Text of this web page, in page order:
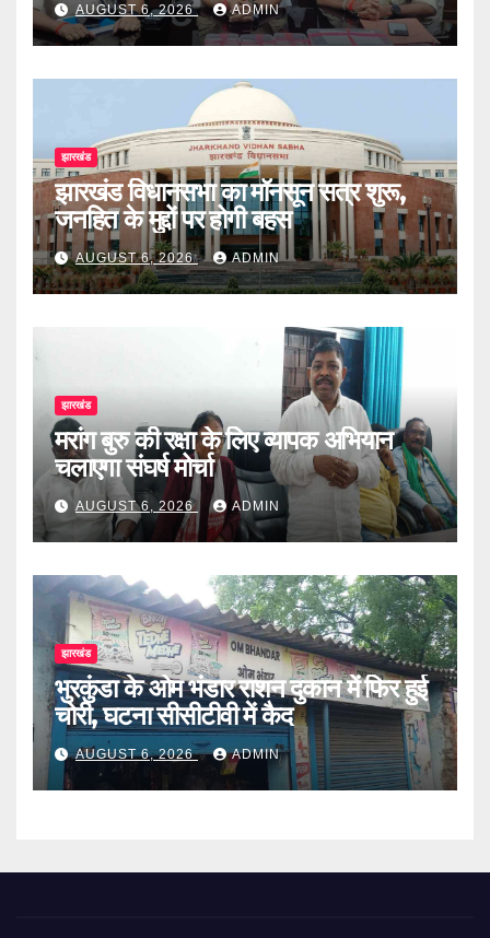
AUGUST 6, 2026 ADMIN
झारखंड
झारखंड विधानसभा का मॉनसून सत्र शुरू,
जनहित के मुद्दों पर होगी बहस
AUGUST 6, 2026 ADMIN
झारखंड
मरांग बुरु की रक्षा के लिए व्यापक अभियान
चलाएगा संघर्ष मोर्चा
AUGUST 6, 2026 ADMIN
झारखंड
भुरकुंडा के ओम भंडार राशन दुकान में फिर हुई
चोरी, घटना सीसीटीवी में कैद
AUGUST 6, 2026 ADMIN